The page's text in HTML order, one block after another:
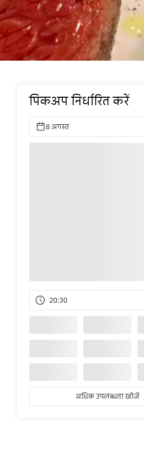
पिकअप निर्धारित करें
8 अगस्त
20:30
अधिक उपलब्धता खोजें